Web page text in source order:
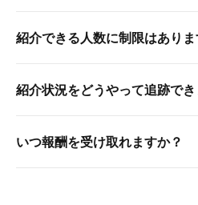
紹介できる人数に制限はありま
紹介状況をどうやって追跡でき
いつ報酬を受け取れますか？